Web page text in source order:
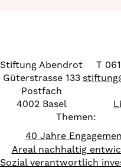
Stiftung Abendrot
Güterstrasse 133
Postfach
4002 Basel
T
stiftung
Themen:
40 Jahre
Areal nachhaltig
Sozial verantwortlich